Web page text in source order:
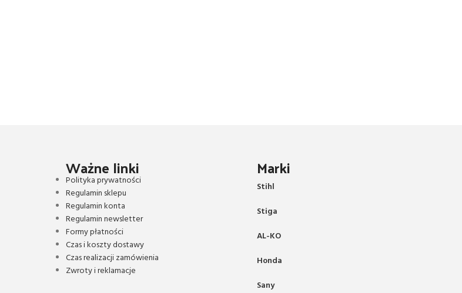
Ważne linki
Polityka prywatności
Regulamin sklepu
Regulamin konta
Regulamin newsletter
Formy płatności
Czas i koszty dostawy
Czas realizacji zamówienia
Zwroty i reklamacje
Marki
Stihl
Stiga
AL-KO
Honda
Sany